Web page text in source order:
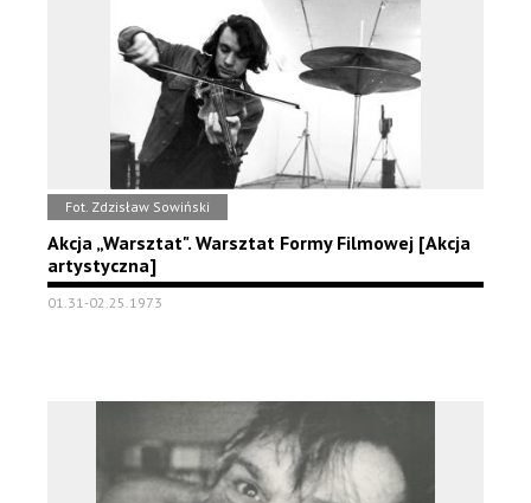
Fot. Zdzisław Sowiński
Akcja „Warsztat". Warsztat Formy Filmowej [Akcja
artystyczna]
01.31-02.25.1973